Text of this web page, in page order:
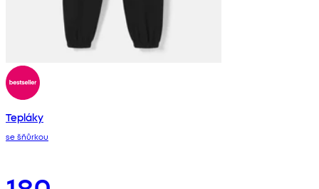
Tepláky
se šňůrkou